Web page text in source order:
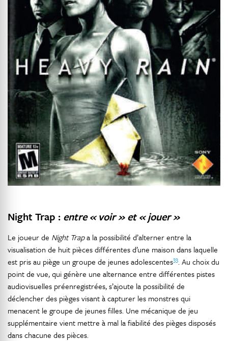
Night Trap : entre « voir » et « jouer »
Le joueur de Night Trapa la possibilité d’alterner entre la
visualisation de huit pièces différentes d’une maison dans laquelle
est pris au piège un groupe de jeunes adolescentes33. Au choix du
point de vue, qui génère une alternance entre différentes pistes
audiovisuelles préenregistrées, s’ajoute la possibilité de
déclencher des pièges visant à capturer les monstres qui
menacent le groupe de jeunes filles. Une mécanique de jeu
supplémentaire vient mettre à mal la fiabilité des pièges disposés
dans chacune des pièces.